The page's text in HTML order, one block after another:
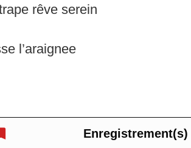
rêve serein
l’araignee
Enregistrement(s)